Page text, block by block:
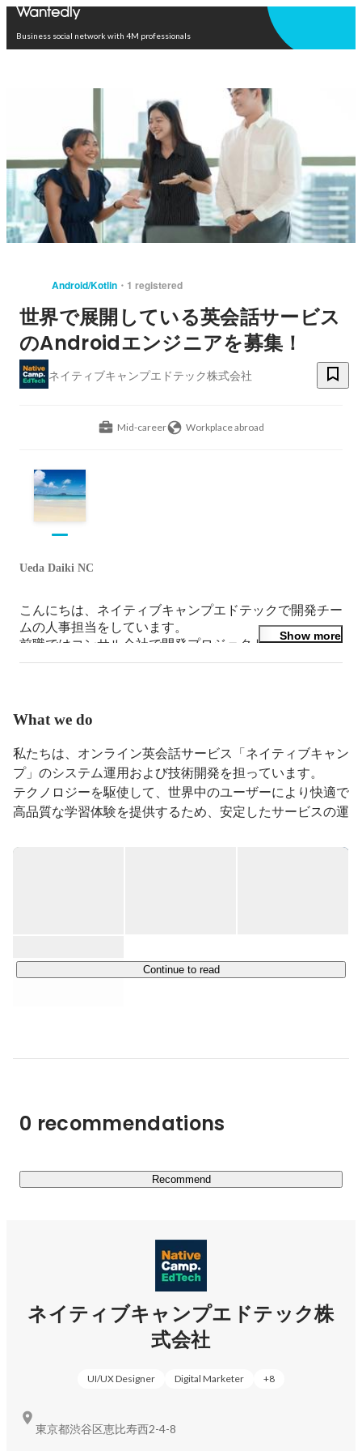
Business social network with 4M professionals
Android/Kotlin 1 registered
世界で展開している英会話サービス
のAndroidエンジニアを募集！
ネイティブキャンプエドテック株式会社
Mid-career Workplace abroad
Ueda Daiki NC
こんにちは、ネイティブキャンプエドテックで開発チー
ムの人事担当をしています。
前職ではコンサル会社で開発プロジェクトに関わり、そ
の後、英語力を伸ばしたくてフィリピンへ飛び込みまし
ださい！
Show more
What we do
私たちは、オンライン英会話サービス「ネイティブキャン
プ」のシステム運用および技術開発を担っています。
テクノロジーを駆使して、世界中のユーザーにより快適で
高品質な学習体験を提供するため、安定したサービスの運
おいてサービスを展開するなど、その規模は急速に拡大し
Continue to read
0 recommendations
Recommend
ネイティブキャンプエドテック株
式会社
UI/UX Designer Digital Marketer +8
東京都渋谷区恵比寿西2-4-8